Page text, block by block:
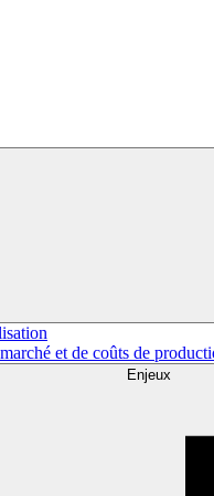
et de coûts de
Enjeux